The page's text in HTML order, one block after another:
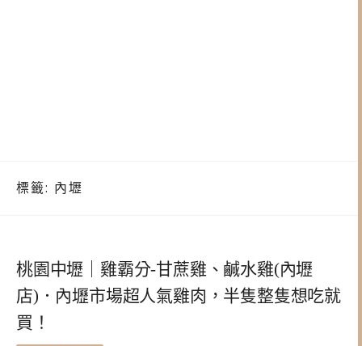
標籤: 內壢
桃園中壢｜雞霸分-甘蔗雞、鹹水雞(內壢
店)．內壢市場超人氣雞肉，半隻整隻想吃就
買！